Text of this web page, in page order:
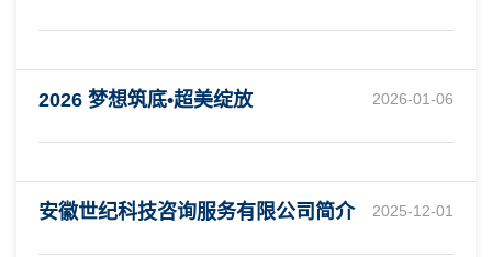
2026 梦想筑底•超美绽放 2026-01-06
安徽世纪科技咨询服务有限公司简介 2025-12-01